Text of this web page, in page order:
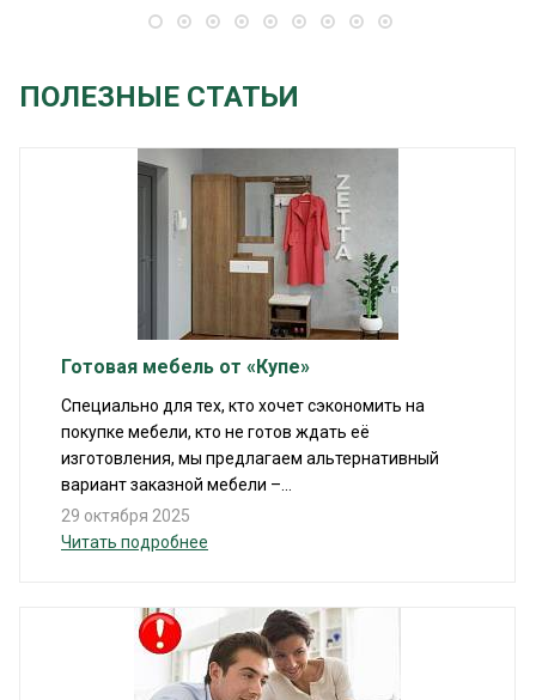
ПОЛЕЗНЫЕ СТАТЬИ
Готовая мебель от «Купе»
Специально для тех, кто хочет сэкономить на
покупке мебели, кто не готов ждать её
изготовления, мы предлагаем альтернативный
вариант заказной мебели –...
29 октября 2025
Читать подробнее